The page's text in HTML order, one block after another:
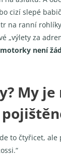
cizí slepé
na ranní
„výlety za
není
My je
to čtyřicet,